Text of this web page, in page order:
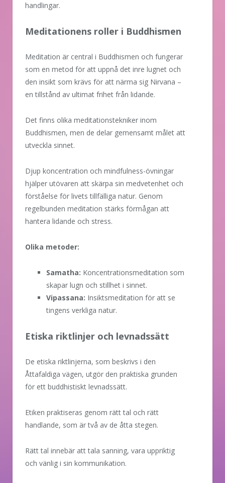
handlingar.
Meditationens roller i Buddhismen
Meditation är central i Buddhismen och fungerar
som en metod för att uppnå det inre lugnet och
den insikt som krävs för att närma sig Nirvana –
en tillstånd av ultimat frihet från lidande.
Det finns olika meditationstekniker inom
Buddhismen, men de delar gemensamt målet att
utveckla sinnet.
Djup koncentration och mindfulness-övningar
hjälper utövaren att skärpa sin medvetenhet och
förståelse för livets tillfälliga natur. Genom
regelbunden meditation stärks förmågan att
hantera lidande och stress.
Olika metoder:
Samatha: Koncentrationsmeditation som
skapar lugn och stillhet i sinnet.
Vipassana: Insiktsmeditation för att se
tingens verkliga natur.
Etiska riktlinjer och levnadssätt
De etiska riktlinjerna, som beskrivs i den
Åttafaldiga vägen, utgör den praktiska grunden
för ett buddhistiskt levnadssätt.
Etiken praktiseras genom rätt tal och rätt
handlande, som är två av de åtta stegen.
Rätt tal innebär att tala sanning, vara uppriktig
och vänlig i sin kommunikation.